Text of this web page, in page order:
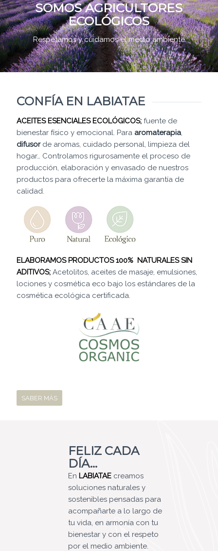
SOMOS AGRICULTORES
ECOLÓGICOS
Respetamos y cuidamos el medio ambiente
CONFÍA EN LABIATAE
ACEITES ESENCIALES ECOLÓGICOS; fuente de
bienestar físico y emocional. Para aromaterapia,
difusorde aromas, cuidado personal, limpieza del
hogar… Controlamos rigurosamente el proceso de
producción, elaboración y envasado de nuestros
productos para ofrecerte la máxima garantía de
calidad.
ELABORAMOS PRODUCTOS 100% NATURALES SIN
ADITIVOS;Acetolitos, aceites de masaje, emulsiones,
lociones y cosmética eco bajo los estándares de la
cosmética ecológica certificada.
SABER MÁS
FELIZ CADA
DÍA…
En LABIATAE creamos
soluciones naturales y
sostenibles pensadas para
acompañarte a lo largo de
tu vida, en armonía con tu
bienestar y con el respeto
por el medio ambiente.